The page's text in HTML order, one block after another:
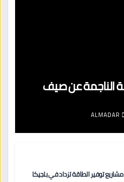
الناجمة عن صيف
ALMADAR
توفير الطاقة تزداد في بلجيكا